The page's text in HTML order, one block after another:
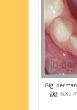
Gigi
gigi susu